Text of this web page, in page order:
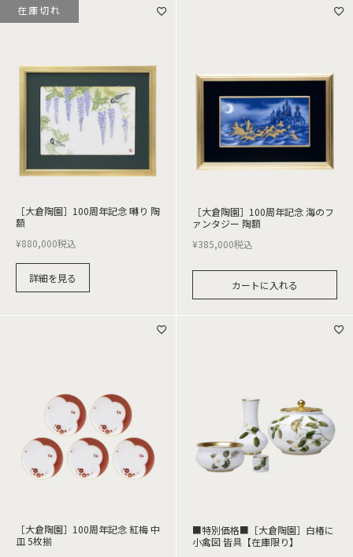
［大倉陶園］100周年記念 囀り 陶
額
¥880,000税込
詳細を見る
在庫切れ
［大倉陶園］100周年記念 海のフ
ァンタジー 陶額
¥385,000税込
カートに入れる
［大倉陶園］100周年記念 紅梅 中
皿 5枚揃
■特別価格■［大倉陶園］白椿に
小禽図 皆具【在庫限り】